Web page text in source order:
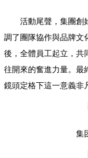
活動尾聲，集團創
調了團隊協作與品牌文
後，全體員工起立，共
往開來的奮進力量。最
鏡頭定格下這一意義非
集